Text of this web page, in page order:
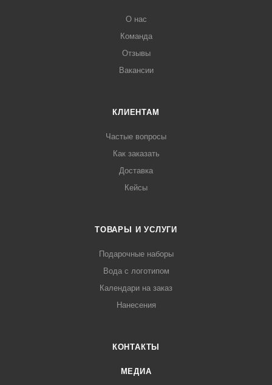
О нас
Команда
Отзывы
Вакансии
КЛИЕНТАМ
Частые вопросы
Как заказать
Доставка
Кейсы
ТОВАРЫ И УСЛУГИ
Подарочные наборы
Вода с логотипом
Календари на заказ
Нанесения
КОНТАКТЫ
МЕДИА